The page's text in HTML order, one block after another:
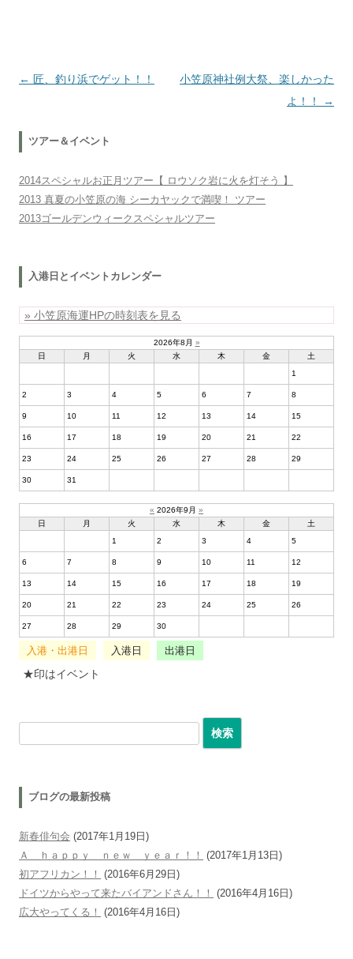
投稿ナビゲーション
← 匠、釣り浜でゲット！！
小笠原神社例大祭、楽しかった
よ！！
→
ツアー＆イベント
2014スペシャルお正月ツアー【 ロウソク岩に火を灯そう 】
2013 真夏の小笠原の海 シーカヤックで満喫！ ツアー
2013ゴールデンウィークスペシャルツアー
入港日とイベントカレンダー
» 小笠原海運HPの時刻表を見る
2026年8月 »
日
月 火 水 木 金
土
1
2 3 4 5 6 7 8
9 10 11 12 13 14 15
16 17 18 19 20 21 22
23 24 25 26 27 28 29
30 31
« 2026年9月 »
日
月 火 水 木 金
土
1
2 3 4 5
6 7 8 9 10 11 12
13 14 15 16 17 18 19
20 21 22 23 24 25 26
27 28 29 30
入港・出港日 入港日 出港日
★印はイベント
検索:
ブログの最新投稿
新春俳句会 (2017年1月19日)
Ａ ｈａｐｐｙ ｎｅｗ ｙｅａｒ！！
(2017年1月13日)
初アフリカン！！
(2016年6月29日)
ドイツからやって来たバイアンドさん！！
(2016年4月16日)
広大やってくる！
(2016年4月16日)